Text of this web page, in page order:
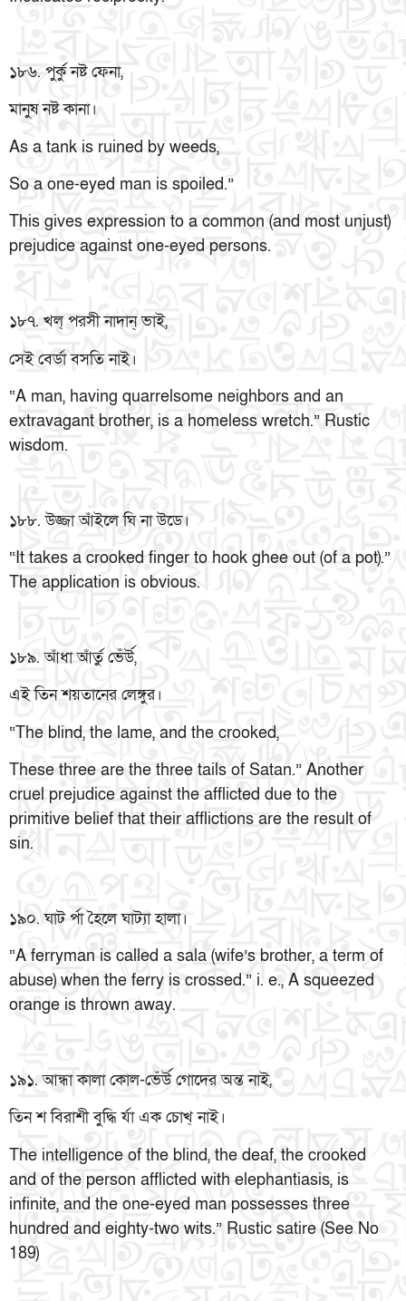
১৮৬. পুর্কু নষ্ট ফেনা,
মানুষ নষ্ট কানা।
As a tank is ruined by weeds,
So a one-eyed man is spoiled.”
This gives expression to a common (and most unjust)
prejudice against one-eyed persons.
১৮৭. খল্ পরসী নাদান্ ভাই,
সেই বের্ডা বসতি নাই।
“A man, having quarrelsome neighbors and an
extravagant brother, is a homeless wretch.” Rustic
wisdom.
১৮৮. উজ্জা আঁইলে ঘি না উডে।
“It takes a crooked finger to hook ghee out (of a pot).”
The application is obvious.
১৮৯. আঁধা আঁর্তু ভেঁর্উ,
এই তিন শয়তানের লেঙ্গুর।
“The blind, the lame, and the crooked,
These three are the three tails of Satan.” Another
cruel prejudice against the afflicted due to the
primitive belief that their afflictions are the result of
sin.
১৯০. ঘাট র্পা হৈলে ঘাট্যা হালা।
“A ferryman is called a sala (wife’s brother, a term of
abuse) when the ferry is crossed.” i. e., A squeezed
orange is thrown away.
১৯১. আন্ধা কালা কোল-ভেঁর্উ গোদের অন্ত নাই,
তিন শ বিরাশী বুদ্ধি র্যা এক চোখ্ নাই।
The intelligence of the blind, the deaf, the crooked
and of the person afflicted with elephantiasis, is
infinite, and the one-eyed man possesses three
hundred and eighty-two wits.” Rustic satire (See No
189)